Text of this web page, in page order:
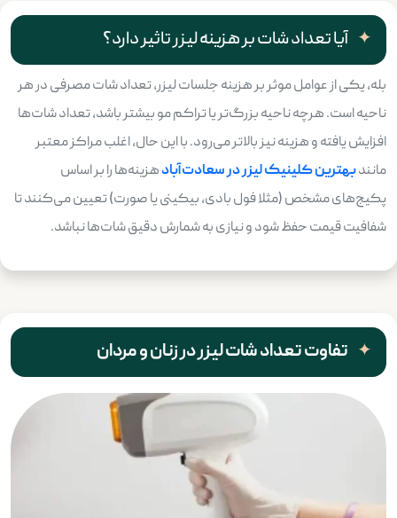
آیا تعداد شات بر هزینه لیزر تاثیر دارد؟
بله، یکی از عوامل موثر بر هزینه جلسات لیزر، تعداد شات مصرفی در هر
ناحیه است. هرچه ناحیه بزرگ‌تر یا تراکم مو بیشتر باشد، تعداد شات‌ها
افزایش یافته و هزینه نیز بالاتر می‌رود. با این حال، اغلب مراکز معتبر
مانندبهترین کلینیک لیزر در سعادت‌آبادهزینه‌ها را بر اساس
پکیج‌های مشخص (مثلا فول بادی، بیکینی یا صورت) تعیین می‌کنند تا
شفافیت قیمت حفظ شود و نیازی به شمارش دقیق شات‌ها نباشد.
تفاوت تعداد شات لیزر در زنان و مردان